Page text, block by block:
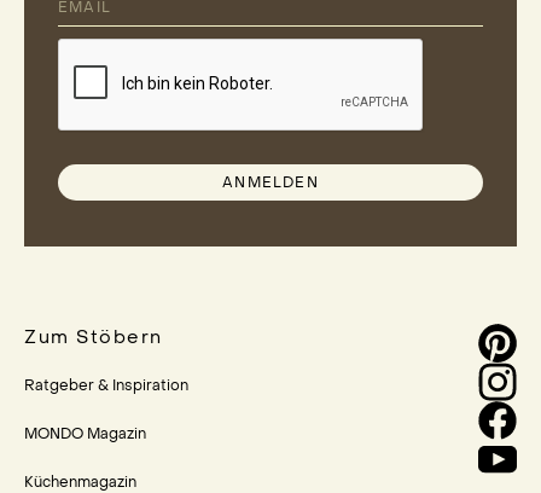
ANMELDEN
Zum Stöbern
Ratgeber & Inspiration
MONDO Magazin
Küchenmagazin